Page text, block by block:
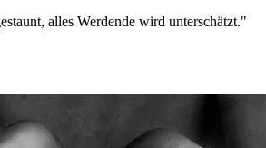
alles Werdende wird unterschätzt."